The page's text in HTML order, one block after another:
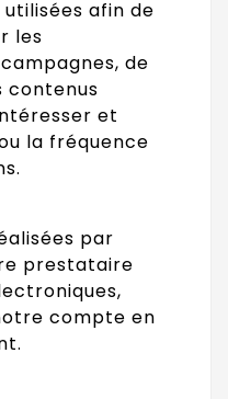
afin de
les
de
contenus
et
la fréquence
par
prestataire
compte en